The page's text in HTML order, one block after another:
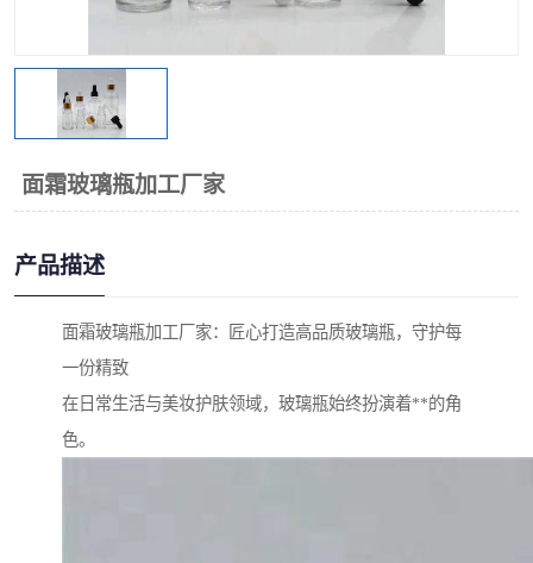
面霜玻璃瓶加工厂家
产品描述
面霜玻璃瓶加工厂家：匠心打造高品质玻璃瓶，守护每
一份精致
在日常生活与美妆护肤领域，玻璃瓶始终扮演着**的角
色。